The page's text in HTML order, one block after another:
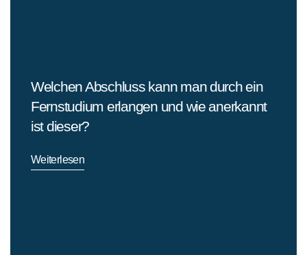
Welchen Abschluss kann man durch ein
Fernstudium erlangen und wie anerkannt
ist dieser?
Weiterlesen